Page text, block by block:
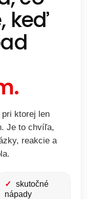
keď
pri ktorej len
Je to chvíľa,
reakcie a
✓ skutočné
nápady